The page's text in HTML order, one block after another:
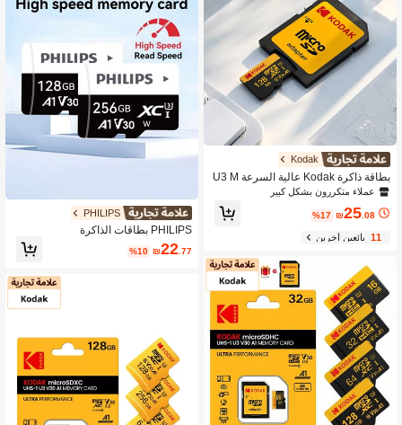
Kodak
بطاقة ذاكرة Kodak عالية السرعة U3 M
الأداء
عملاء متكررون بشكل كبير
₪25 .08
%17
11بائعين آخرين
PHILIPS
PHILIPS بطاقات الذاكرة
₪22.77
%10